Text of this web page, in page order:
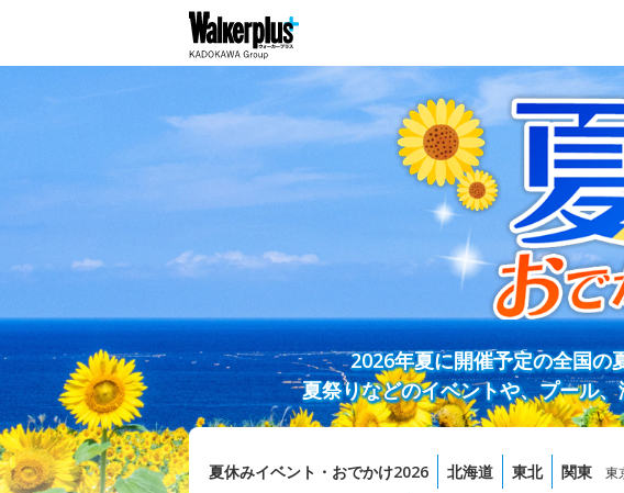
2026年夏に開催予定の全国の
夏祭りなどのイベントや、プール
夏休みイベント・おでかけ2026 北海道 東北 関東 東